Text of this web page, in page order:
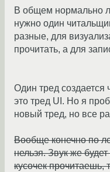
В общем нормально
нужно один
разные, для
прочитать, а для
Один тред создается
это тред UI. Но я
новый тред, но все
Вообще конечно по
нельзя. Звук же
кусочек прочитаешь,